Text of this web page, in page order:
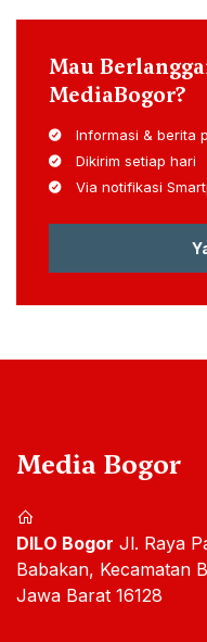
Mau
MediaBogor?
Informasi & berita
Dikirim setiap hari
Via notifikasi
Media Bogor
DILO Bogor Jl. Raya
Babakan, Kecamatan
Jawa Barat 16128